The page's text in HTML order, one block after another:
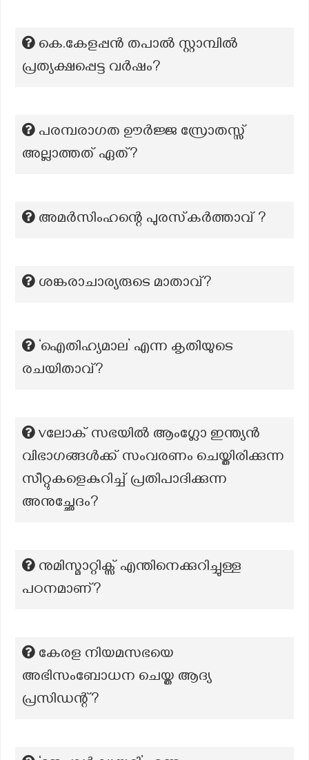
കെ.കേളപ്പൻ തപാൽ സ്റ്റാമ്പിൽ
പ്രത്യക്ഷപ്പെട്ട വർഷം?
പരമ്പരാഗത ഊർജ്ജ സ്രോതസ്സ്
അല്ലാത്തത് ഏത്?
അമർസിംഹന്റെ പുരസ്‌കർത്താവ് ?
ശങ്കരാചാര്യരുടെ മാതാവ്?
‘ഐതിഹ്യമാല’ എന്ന കൃതിയുടെ
രചയിതാവ്?
vലോക് സഭയിൽ ആംഗ്ലോ ഇന്ത്യൻ
വിഭാഗങ്ങൾക്ക് സംവരണം ചെയ്തിരിക്കുന്ന
സീറ്റുകളെകുറിച്ച് പ്രതിപാദിക്കുന്ന
അനുച്ഛേദം?
നുമിസ്മാറ്റിക്സ് എന്തിനെക്കുറിച്ചുള്ള
പഠനമാണ്?
കേരള നിയമസഭയെ
അഭിസംബോധന ചെയ്ത ആദ്യ
പ്രസിഡന്റ്?